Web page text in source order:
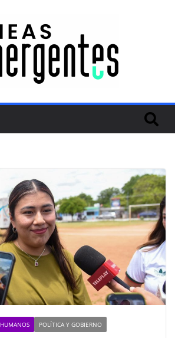
POLÍTICA Y GOBIERNO